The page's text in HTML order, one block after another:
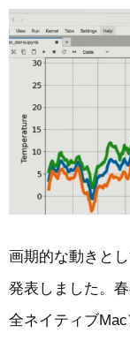
画期的な動きと
発表しました。
全ネイティブ